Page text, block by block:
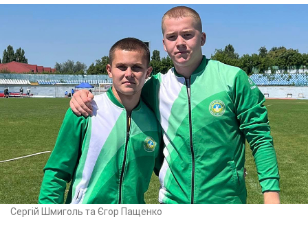
Сергій Шмиголь та Єгор Пащенко